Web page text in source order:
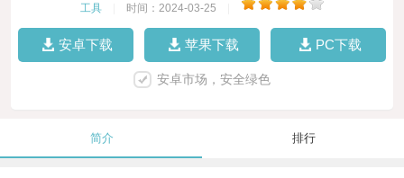
工具 时间：2024-03-25
安卓下载 苹果下载 PC下载
安卓市场，安全绿色
简介 排行